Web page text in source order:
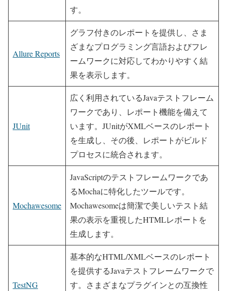
す。
Allure Reports
グラフ付きのレポートを提供し、さま
ざまなプログラミング言語およびフレ
ームワークに対応してわかりやすく結
果を表示します。
JUnit
広く利用されているJavaテストフレーム
ワークであり、レポート機能を備えて
います。JUnitがXMLベースのレポート
を生成し、その後、レポートがビルド
プロセスに統合されます。
Mochawesome
JavaScriptのテストフレームワークであ
るMochaに特化したツールです。
Mochawesomeは簡潔で美しいテスト結
果の表示を重視したHTMLレポートを
生成します。
TestNG
基本的なHTML/XMLベースのレポート
を提供するJavaテストフレームワークで
す。さまざまなプラグインとの互換性